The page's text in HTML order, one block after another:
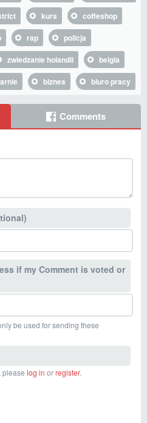
kurs
coffeshop
rap
policja
zwiedzanie holandii
belgia
biznes biuro pracy
Comments
if my Comment is voted or
be used for sending these
please log in orregister.